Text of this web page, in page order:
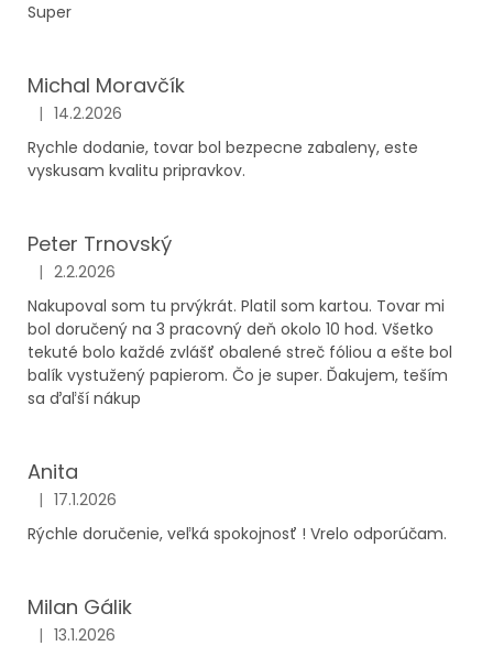
Super
Michal Moravčík
Hodnotenie obchodu je 5 z 5 hviezdičiek.
| 14.2.2026
Rychle dodanie, tovar bol bezpecne zabaleny, este
vyskusam kvalitu pripravkov.
Peter Trnovský
Hodnotenie obchodu je 5 z 5 hviezdičiek.
| 2.2.2026
Nakupoval som tu prvýkrát. Platil som kartou. Tovar mi
bol doručený na 3 pracovný deň okolo 10 hod. Všetko
tekuté bolo každé zvlášť obalené streč fóliou a ešte bol
balík vystužený papierom. Čo je super. Ďakujem, teším
sa ďaľší nákup
Anita
Hodnotenie obchodu je 5 z 5 hviezdičiek.
| 17.1.2026
Rýchle doručenie, veľká spokojnosť ! Vrelo odporúčam.
Milan Gálik
Hodnotenie obchodu je 5 z 5 hviezdičiek.
| 13.1.2026